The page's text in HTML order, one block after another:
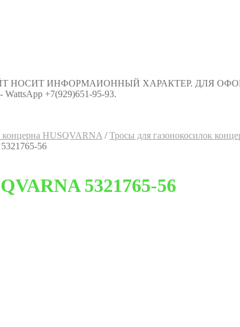
НОСИТ ИНФОРМАИОННЫЙ ХАРАКТЕР. ДЛЯ
+7(929)651-95-93.
концерна HUSQVARNA /Тросы для газонокосилок
56
5321765-56